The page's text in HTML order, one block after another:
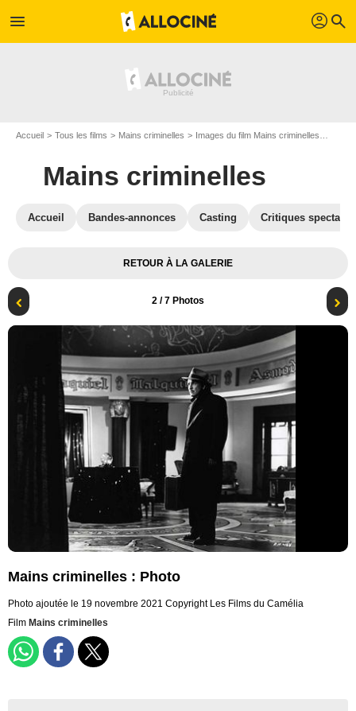
menu profil search
Accueil Tous les films Mains criminelles Images du film Mains criminelles
Mains criminelles
Accueil Bandes-annonces Casting Critiques
RETOUR À LA GALERIE
2 / 7 Photos
Mains criminelles : Photo
Photo ajoutée le 19 novembre 2021 Copyright Les Films du Camélia
Film Mains criminelles